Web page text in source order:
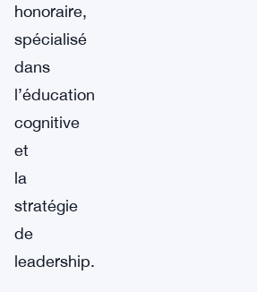
honoraire,
spécialisé
dans
l’éducation
cognitive
et
la
stratégie
de
leadership.